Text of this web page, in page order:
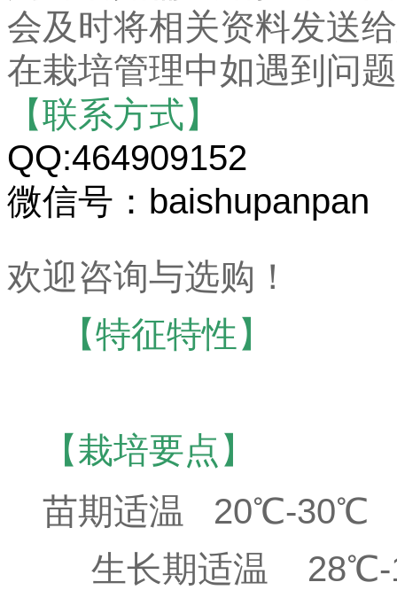
会及时将相关资料发送
在栽培管理中如遇到问
【联系方式】
QQ:464909152
微信号：baishupanpan
欢迎咨询与选购！
【特征特性】
【栽培要点】
苗期适温 20℃-30℃
生长期适温